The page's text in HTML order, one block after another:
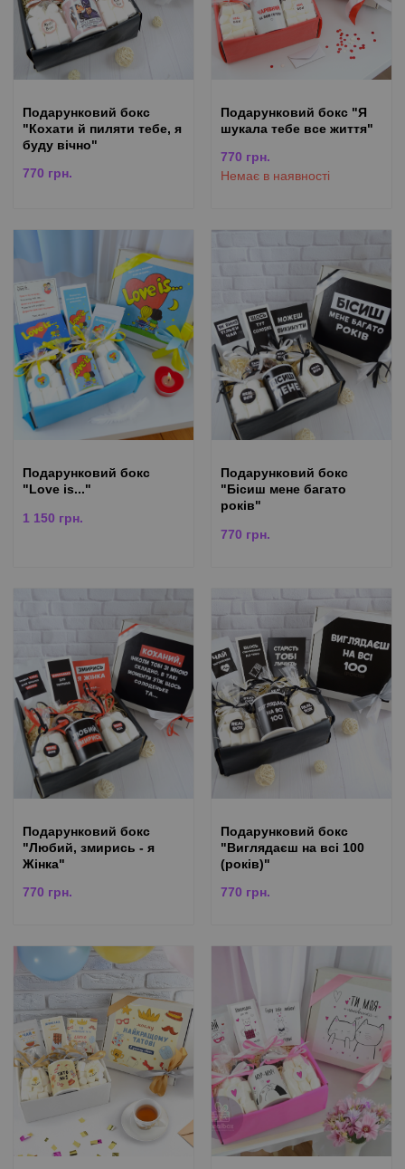
Подарунковий бокс
"Кохати й пиляти тебе, я
буду вічно"
770 грн.
Подарунковий бокс "Я
шукала тебе все життя"
770 грн.
Немає в наявності
Подарунковий бокс
"Love is..."
1 150 грн.
Подарунковий бокс
"Бісиш мене багато
років"
770 грн.
Подарунковий бокс
"Любий, змирись - я
Жінка"
770 грн.
Подарунковий бокс
"Виглядаєш на всі 100
(років)"
770 грн.